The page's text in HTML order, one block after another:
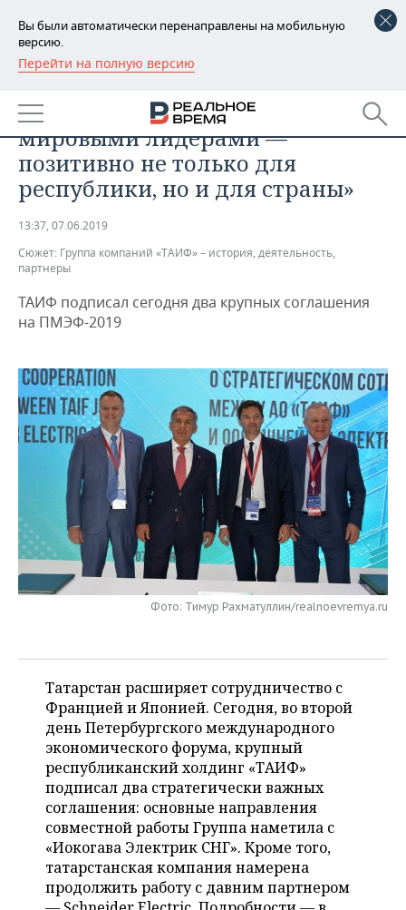
Вы были автоматически перенаправлены на мобильную
версию.
Перейти на полную версию
РЕГИОНЫ
БАШКОРТОСТАН
ТАТАРСТАН
УДМУРТИЯ
НОВОСТИ
АНАЛИТИКА
НОВОСТИ АНАЛИТИКИ
ДЕКЛАРАЦИИ О ДОХОДАХ
КОРОЛИ ГОСЗАКАЗА ПФО
ВУЗЫ ТАТАРСТАНА
ТОРГОВЫЕ ЦЕНТРЫ
ТАТАРСТАНА
ЭКОНОМИКА
НОВОСТИ ЭКОНОМИКИ
ФИНАНСЫ
БАНКИ
ИНВЕСТИЦИИ
ПРОМЫШЛЕННОСТЬ
НОВОСТИ
АГРОПРОМ
МАШИНОСТРОЕНИЕ
НЕФТЕХИМИЯ
НЕФТЬ
ЭНЕРГЕТИКА
НЕДВИЖИМОСТЬ
НОВОСТИ НЕДВИЖИМОСТИ
АВТО
НОВОСТИ БИЗНЕСА
РОЗНИЧНАЯ ТОРГОВЛЯ
ТРАНСПОРТ
УСЛУГИ
ТЕХНОЛОГИИ
НОВОСТИ ТЕХНОЛОГИЙ
МЕДИА
ТЕЛЕКОММУНИКАЦИИ
МЕРОПРИЯТИЯ
НОВОСТИ МЕРОПРИЯТИЙ
ВЫЕЗДНАЯ РЕДАКЦИЯ
БИЗНЕС-БРАНЧИ
ONLINE-КОНФЕРЕНЦИИ
СПОРТ
НОВОСТИ СПОРТА
ФУТБОЛ
ВОЛЕЙБОЛ
КИБЕРСПОРТ
ФИГУРНОЕ КАТАНИЕ
ВОДНЫЕ ВИДЫ СПОРТА
ХОККЕЙ С МЯЧОМ
ОБЩЕСТВО
НОВОСТИ ОБЩЕСТВА
ИСТОРИЯ
КУЛЬТУРА
МЕДИЦИНА
ОБРАЗОВАНИЕ
ПРОИСШЕСТВИЯ
ФОТОГАЛЕРЕЯ
СПИСОК ПЕРСОН
СПИСОК КОМПАНИЙ
ПОЛНАЯ ВЕРСИЯ
«Партнерство ТАИФа с
мировыми лидерами —
позитивно не только для
республики, но и для страны»
13:37, 07.06.2019
Сюжет: Группа компаний «ТАИФ» – история, деятельность,
партнеры
ТАИФ подписал сегодня два крупных соглашения
на ПМЭФ-2019
Фото: Тимур Рахматуллин/realnoevremya.ru
Татарстан расширяет сотрудничество с
Францией и Японией. Сегодня, во второй
день Петербургского международного
экономического форума, крупный
республиканский холдинг «ТАИФ»
подписал два стратегически важных
соглашения: основные направления
совместной работы Группа наметила с
«Иокогава Электрик СНГ». Кроме того,
татарстанская компания намерена
продолжить работу с давним партнером